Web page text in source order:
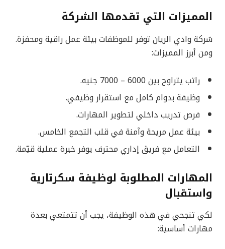
المميزات التي تقدمها الشركة
شركة وادي الريان توفر للموظفات بيئة عمل راقية ومحفزة.
ومن أبرز المميزات:
راتب يتراوح بين 6000 – 7000 جنيه.
وظيفة بدوام كامل مع استقرار وظيفي.
فرص تدريب داخلي لتطوير المهارات.
بيئة عمل مريحة وآمنة في قلب التجمع الخامس.
التعامل مع فريق إداري محترف يوفر خبرة عملية قيّمة.
المهارات المطلوبة لوظيفة سكرتارية
واستقبال
لكي تنجحي في هذه الوظيفة، يجب أن تتمتعي بعدة
مهارات أساسية: